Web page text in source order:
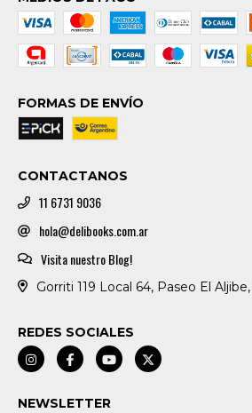
FORMAS DE ENVÍO
CONTACTANOS
11 6731 9036
hola@delibooks.com.ar
Visita nuestro Blog!
Gorriti 119 Local 64, Paseo El
REDES SOCIALES
NEWSLETTER